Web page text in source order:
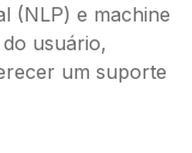
(NLP) e machine
usuário,
um suporte